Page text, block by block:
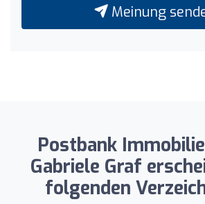
Meinung
Postbank
Gabriele Graf
folgenden